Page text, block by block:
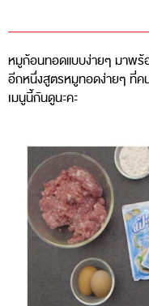
หมูก้อนทอดแบบง่ายๆ มาพร้
อีกหนึ่งสูตรหมูทอดง่ายๆ ที่
เมนูนี้กันดูนะคะ